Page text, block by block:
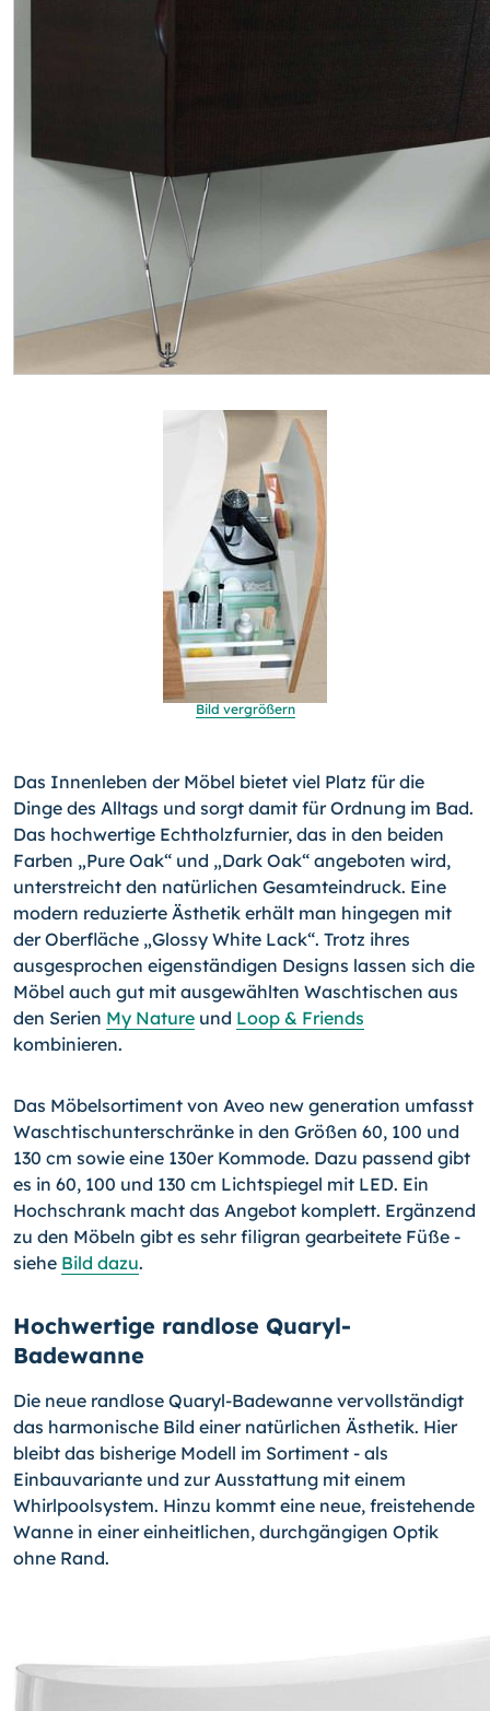
Bild vergrößern
Das Innenleben der Möbel bietet viel Platz für die
Dinge des Alltags und sorgt damit für Ordnung im Bad.
Das hochwertige Echtholzfurnier, das in den beiden
Farben „Pure Oak“ und „Dark Oak“ angeboten wird,
unterstreicht den natürlichen Gesamteindruck. Eine
modern reduzierte Ästhetik erhält man hingegen mit
der Oberfläche „Glossy White Lack“. Trotz ihres
ausgesprochen eigenständigen Designs lassen sich die
Möbel auch gut mit ausgewählten Waschtischen aus
den Serien My Nature und Loop & Friends
kombinieren.
Das Möbelsortiment von Aveo new generation umfasst
Wasch­tischunterschränke in den Größen 60, 100 und
130 cm sowie eine 130er Kommode. Dazu passend gibt
es in 60, 100 und 130 cm Lichtspiegel mit LED. Ein
Hochschrank macht das Angebot komplett. Ergänzend
zu den Möbeln gibt es sehr filigran gear­beitete Füße -
siehe Bild dazu.
Hochwertige randlose Quaryl-
Badewanne
Die neue randlose Quaryl-Badewanne vervollständigt
das harmonische Bild einer na­türlichen Ästhetik. Hier
bleibt das bisherige Modell im Sortiment - als
Einbauvariante und zur Ausstattung mit einem
Whirlpoolsystem. Hinzu kommt eine neue, freistehende
Wanne in einer einheitlichen, durchgängigen Optik
ohne Rand.